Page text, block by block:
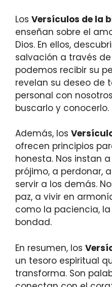
Los Versículos de la
enseñan sobre el
Dios. En ellos,
salvación a través
podemos recibir su
revelan su deseo de
personal con
buscarlo y conocerlo.
Además, los
ofrecen principios
honesta. Nos instan
prójimo, a perdonar,
servir a los demás.
paz, a vivir en
como la paciencia,
bondad.
En resumen, los
un tesoro espiritual
transforma. Son